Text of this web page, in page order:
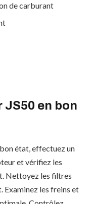
de carburant
en bon
état, effectuez un
et vérifiez les
Nettoyez les filtres
Examinez les freins et